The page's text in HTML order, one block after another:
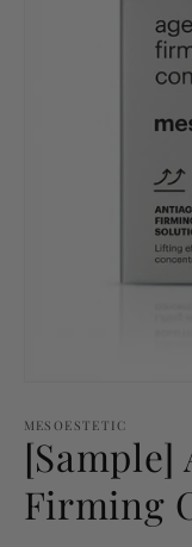
openen
in
modaal
MESOESTETIC
[Sample]
Firming